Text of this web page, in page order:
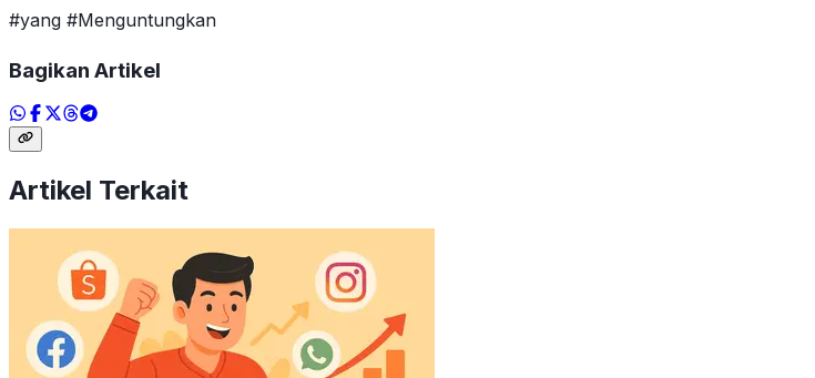
#yang #Menguntungkan
Bagikan Artikel
Artikel Terkait